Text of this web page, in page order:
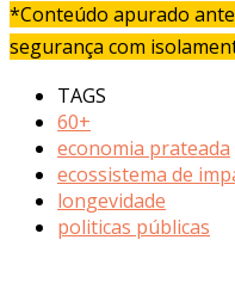
*Conteúdo apurado
segurança com
TAGS
60+
economia prateada
ecossistema de
longevidade
politicas públicas